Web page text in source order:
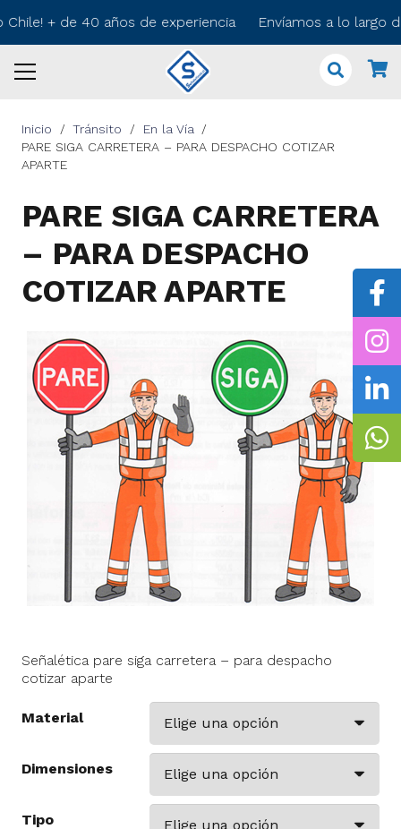
+ de 40 años de experiencia Envíamos a lo largo
Inicio / Tránsito / En la Vía
/
PARE SIGA CARRETERA – PARA DESPACHO COTIZAR
APARTE
PARE SIGA CARRETERA
– PARA DESPACHO
COTIZAR APARTE
Señalética pare siga carretera – para despacho
cotizar aparte
Material
Dimensiones
Tipo